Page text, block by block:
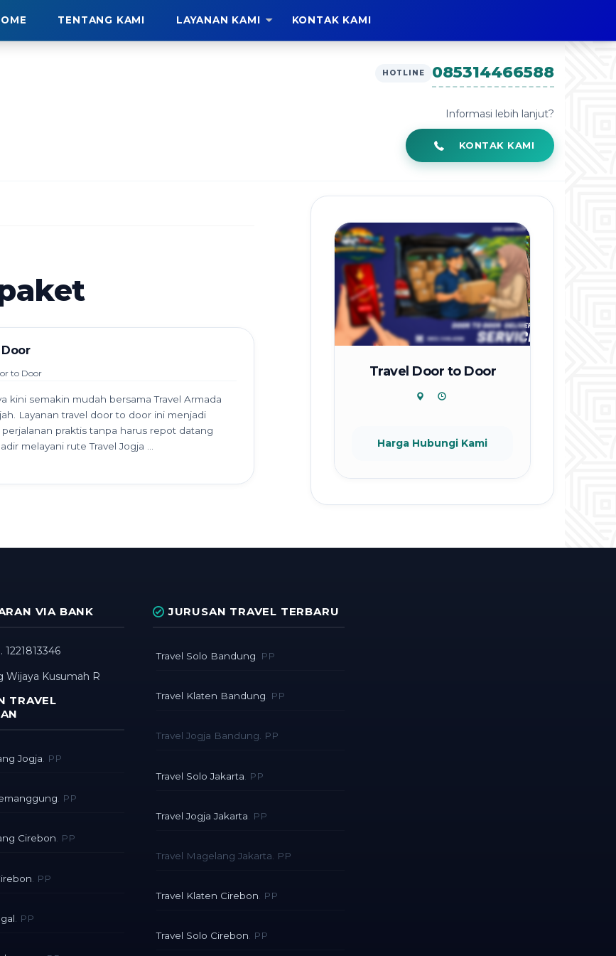
TENTANG KAMI LAYANAN KAMI KONTAK KAMI
HOTLINE 085314466588
Informasi lebih lanjut?
KONTAK KAMI
to Door
kini semakin mudah bersama Travel Armada
Layanan travel door to door ini menjadi
praktis tanpa harus repot datang
melayani rute Travel Jogja ...
Travel Door to Door
Harga Hubungi Kami
VIA BANK
1221813346
Wijaya Kusumah R
TRAVEL
Jogja . PP
. PP
Cirebon. PP
. PP
. PP
JURUSAN TRAVEL TERBARU
Travel Solo Bandung . PP
Travel Klaten Bandung . PP
Travel Jogja Bandung. PP
Travel Solo Jakarta . PP
Travel Jogja Jakarta . PP
Travel Magelang Jakarta. PP
Travel Klaten Cirebon . PP
Travel Solo Cirebon. PP